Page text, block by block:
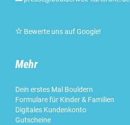
 Bewerte uns auf Google!
Mehr
Dein erstes Mal Bouldern
Formulare für Kinder & Familien
Digitales Kundenkonto
Gutscheine